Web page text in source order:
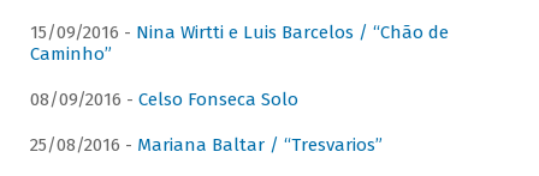
15/09/2016 - Nina Wirtti e Luis Barcelos / “Chão de
Caminho”
08/09/2016 - Celso Fonseca Solo
25/08/2016 - Mariana Baltar / “Tresvarios”